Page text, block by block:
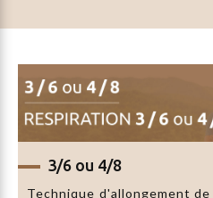
3/6 ou 4/8
Technique d'allongement de